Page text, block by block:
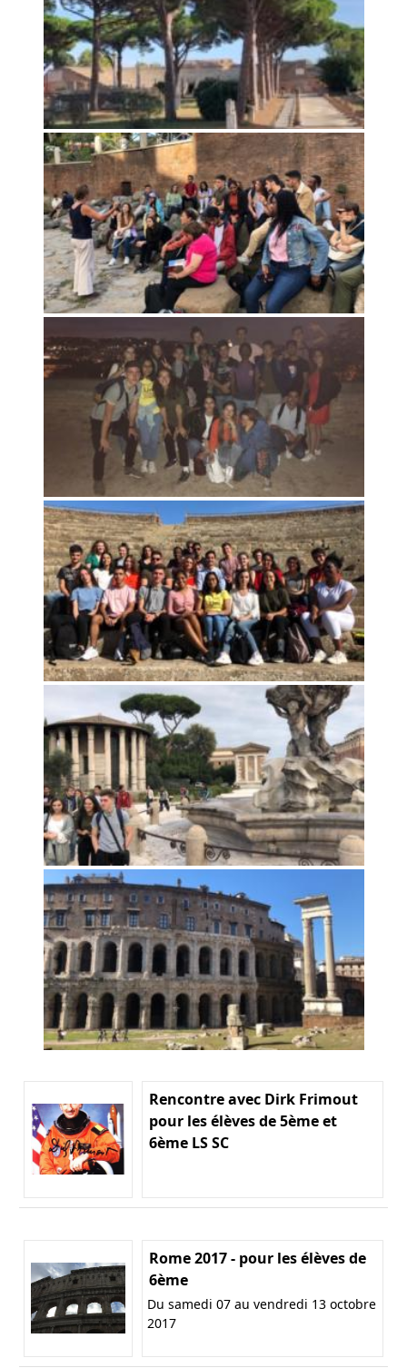
Rencontre avec Dirk Frimout
pour les élèves de 5ème et
6ème LS SC
Rome 2017 - pour les élèves de
6ème
Du samedi 07 au vendredi 13 octobre
2017